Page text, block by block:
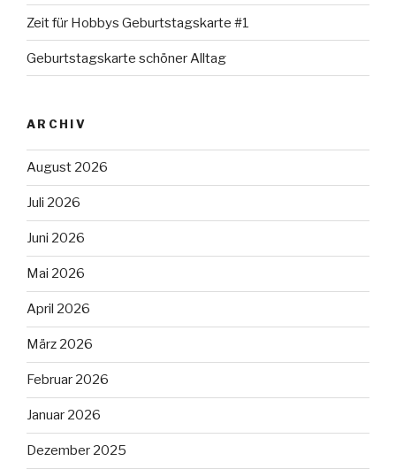
Zeit für Hobbys Geburtstagskarte #1
Geburtstagskarte schöner Alltag
ARCHIV
August 2026
Juli 2026
Juni 2026
Mai 2026
April 2026
März 2026
Februar 2026
Januar 2026
Dezember 2025